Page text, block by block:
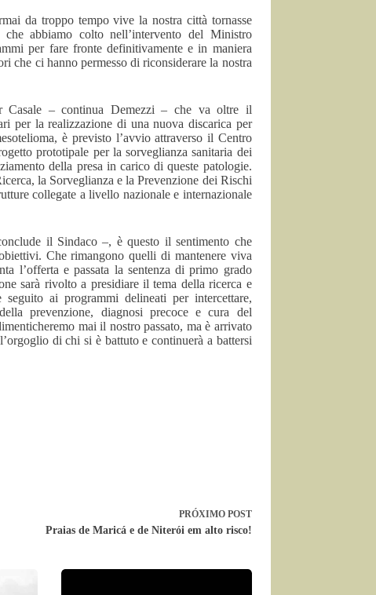
da troppo tempo vive la nostra città tornasse
che abbiamo colto nell’intervento del Ministro
per fare fronte definitivamente e in maniera
che ci hanno permesso di riconsiderare la nostra
Casale – continua Demezzi – che va oltre il
per la realizzazione di una nuova discarica per
è previsto l’avvio attraverso il Centro
prototipale per la sorveglianza sanitaria dei
della presa in carico di queste patologie.
la Sorveglianza e la Prevenzione dei Rischi
collegate a livello nazionale e internazionale
il Sindaco –, è questo il sentimento che
Che rimangono quelli di mantenere viva
l’offerta e passata la sentenza di primo grado
sarà rivolto a presidiare il tema della ricerca e
ai programmi delineati per intercettare,
prevenzione, diagnosi precoce e cura del
mai il nostro passato, ma è arrivato
di chi si è battuto e continuerà a battersi
PRÓXIMO POST
Praias de Maricá e de Niterói em alto risco!